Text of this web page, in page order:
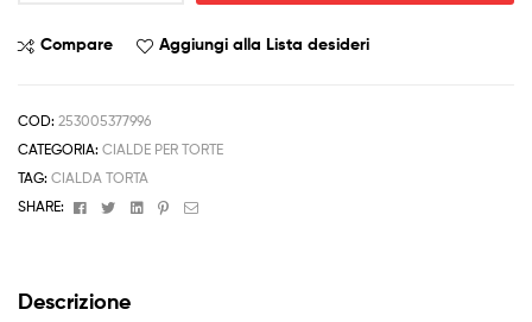
PUCCA
Compare Aggiungi alla Lista desideri
COD: 253005377996
CATEGORIA: CIALDE PER TORTE
TAG: CIALDA TORTA
SHARE:
FacebookTwitterLinkedinPinterest
Email
Descrizione